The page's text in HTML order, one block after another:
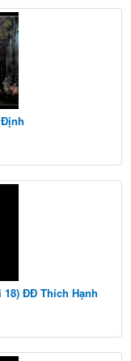
ĐĐ Thích Hạnh